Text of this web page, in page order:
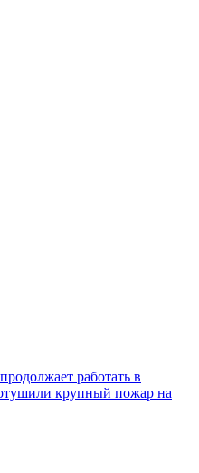
работать в
крупный пожар на